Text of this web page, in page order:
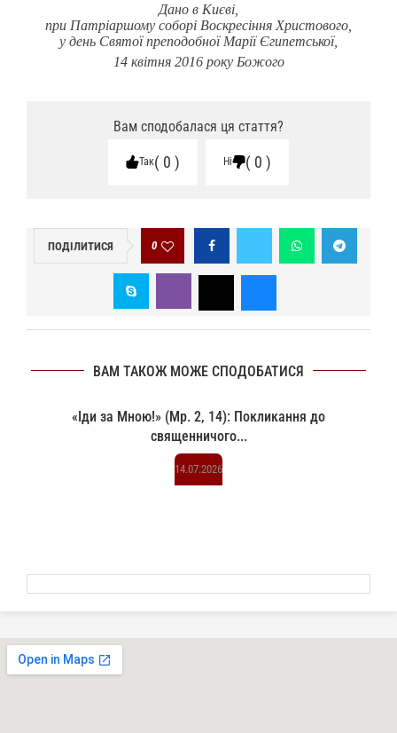
Дано в Києві,
при Патріаршому соборі Воскресіння Христового,
у день Святої преподобної Марії Єгипетської,
14 квітня 2016 року Божого
Вам сподобалася ця стаття?
Так 0 Ні 0
ПОДІЛИТИСЯ 0
ВАМ ТАКОЖ МОЖЕ СПОДОБАТИСЯ
«Іди за Мною!» (Мр. 2, 14): Покликання до
священничого...
14.07.2026